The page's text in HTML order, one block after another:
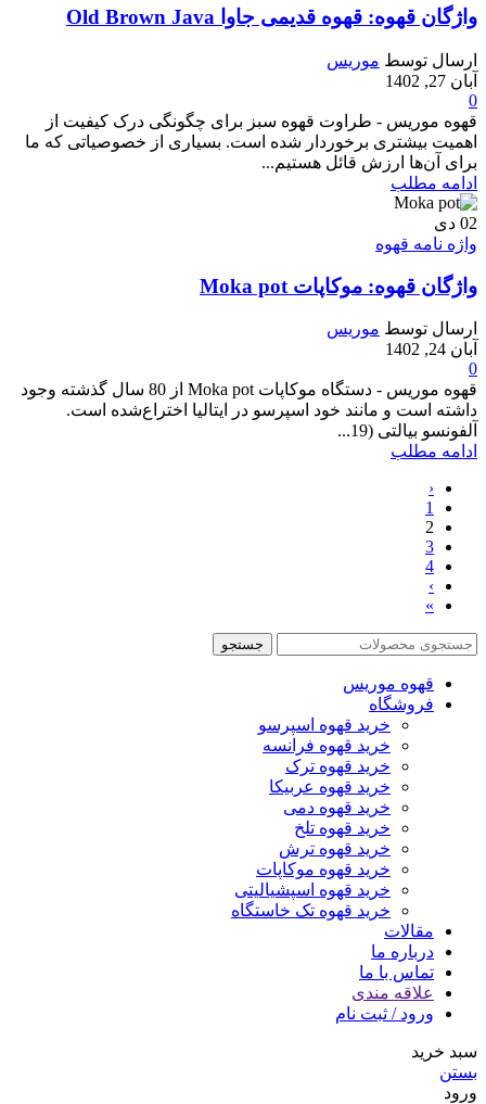
واژگان قهوه: قهوه قدیمی جاوا Old Brown Java
ارسال توسط موریس
آبان 27, 1402
0
قهوه موریس - طراوت قهوه سبز برای چگونگی درک کیفیت از
اهمیت بیشتری برخوردار شده است. بسیاری از خصوصیاتی که ما
برای آن‌ها ارزش قائل هستیم...
ادامه مطلب
02 دی
واژه نامه قهوه
واژگان قهوه: موکاپات Moka pot
ارسال توسط موریس
آبان 24, 1402
0
قهوه موریس - دستگاه موکاپات Moka pot از 80 سال گذشته وجود
داشته است و مانند خود اسپرسو در ایتالیا اختراع‌شده است.
آلفونسو بیالتی (19...
ادامه مطلب
‹
1
2
3
4
›
»
جستجو
قهوه موریس
فروشگاه
خرید قهوه اسپرسو
خرید قهوه فرانسه
خرید قهوه ترک
خرید قهوه عربیکا
خرید قهوه دمی
خرید قهوه تلخ
خرید قهوه ترش
خرید قهوه موکاپات
خرید قهوه اسپشیالیتی
خرید قهوه تک خاستگاه
مقالات
درباره ما
تماس با ما
علاقه مندی
ورود / ثبت نام
سبد خرید
بستن
ورود